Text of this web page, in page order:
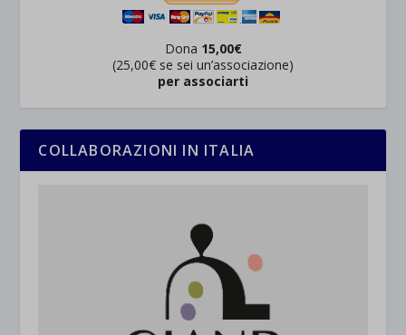
Dona 15,00€
(25,00€ se sei un’associazione)
per associarti
COLLABORAZIONI IN ITALIA